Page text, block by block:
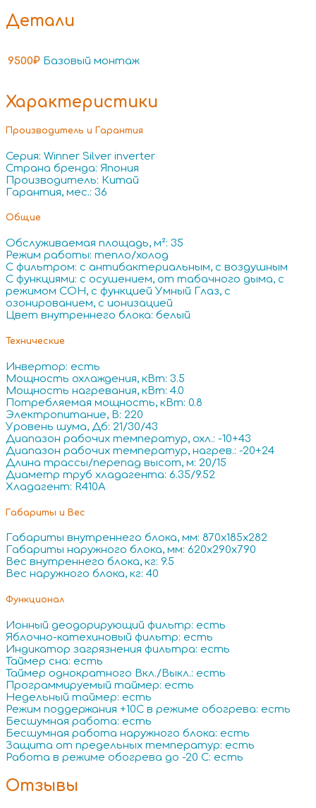
Детали
9500₽ Базовый монтаж
Характеристики
Производитель и Гарантия
Серия: Winner Silver inverter
Страна бренда: Япония
Производитель: Китай
Гарантия, мес.: 36
Общие
Обслуживаемая площадь, м²: 35
Режим работы: тепло/холод
С фильтром: с антибактериальным, с воздушным
С функциями: с осушением, от табачного дыма, с
режимом СОН, с функцией Умный Глаз, с
озонированием, с ионизацией
Цвет внутреннего блока: белый
Технические
Инвертор: есть
Мощность охлаждения, кВт: 3.5
Мощность нагревания, кВт: 4.0
Потребляемая мощность, кВт: 0.8
Электропитание, В: 220
Уровень шума, Дб: 21/30/43
Диапазон рабочих температур, охл.: -10+43
Диапазон рабочих температур, нагрев.: -20+24
Длина трассы/перепад высот, м: 20/15
Диаметр труб хладагента: 6.35/9.52
Хладагент: R410A
Габариты и Вес
Габариты внутреннего блока, мм: 870x185x282
Габариты наружного блока, мм: 620x290x790
Вес внутреннего блока, кг: 9.5
Вес наружного блока, кг: 40
Функционал
Ионный деодорирующий фильтр: есть
Яблочно-катехиновый фильтр: есть
Индикатор загрязнения фильтра: есть
Таймер сна: есть
Таймер однократного Вкл./Выкл.: есть
Программируемый таймер: есть
Недельный таймер: есть
Режим поддержания +10С в режиме обогрева: есть
Бесшумная работа: есть
Бесшумная работа наружного блока: есть
Защита от предельных температур: есть
Работа в режиме обогрева до -20 С: есть
Отзывы